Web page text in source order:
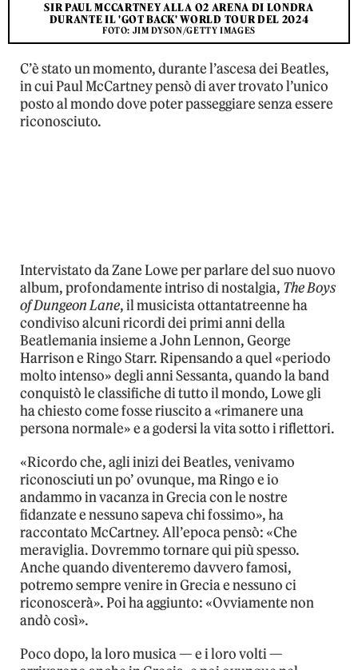
SIR PAUL MCCARTNEY ALLA O2 ARENA DI LONDRA
DURANTE IL 'GOT BACK' WORLD TOUR DEL 2024
FOTO: JIM DYSON/GETTY IMAGES
C’è stato un momento, durante l’ascesa dei Beatles,
in cui Paul McCartney pensò di aver trovato l’unico
posto al mondo dove poter passeggiare senza essere
riconosciuto.
Intervistato da Zane Lowe per parlare del suo nuovo
album, profondamente intriso di nostalgia, The Boys
of Dungeon Lane, il musicista ottantatreenne ha
condiviso alcuni ricordi dei primi anni della
Beatlemania insieme a John Lennon, George
Harrison e Ringo Starr. Ripensando a quel «periodo
molto intenso» degli anni Sessanta, quando la band
conquistò le classifiche di tutto il mondo, Lowe gli
ha chiesto come fosse riuscito a «rimanere una
persona normale» e a godersi la vita sotto i riflettori.
«Ricordo che, agli inizi dei Beatles, venivamo
riconosciuti un po’ ovunque, ma Ringo e io
andammo in vacanza in Grecia con le nostre
fidanzate e nessuno sapeva chi fossimo», ha
raccontato McCartney. All’epoca pensò: «Che
meraviglia. Dovremmo tornare qui più spesso.
Anche quando diventeremo davvero famosi,
potremo sempre venire in Grecia e nessuno ci
riconoscerà». Poi ha aggiunto: «Ovviamente non
andò così».
Poco dopo, la loro musica — e i loro volti —